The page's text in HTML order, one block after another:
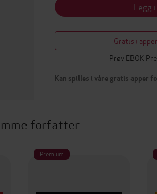
Legg
Gratis i
Prøv EBOK
Kan spilles i våre gratis apper
forfatter
Premium